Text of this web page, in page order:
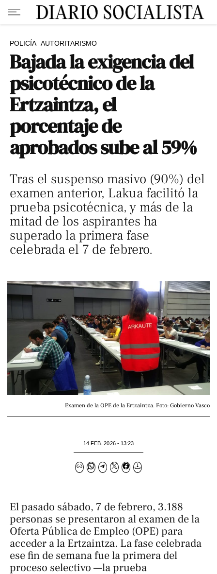
POLICÍA AUTORITARISMO
Bajada la exigencia del
psicotécnico de la
Ertzaintza, el
porcentaje de
aprobados sube al 59%
Tras el suspenso masivo (90%) del
examen anterior, Lakua facilitó la
prueba psicotécnica, y más de la
mitad de los aspirantes ha
superado la primera fase
celebrada el 7 de febrero.
Examen de la OPE de la Ertzaintza. Foto: Gobierno Vasco
14 FEB. 2026 - 13:23
El pasado sábado, 7 de febrero, 3.188
personas se presentaron al examen de la
Oferta Pública de Empleo (OPE) para
acceder a la Ertzaintza. La fase celebrada
ese fin de semana fue la primera del
proceso selectivo —la prueba